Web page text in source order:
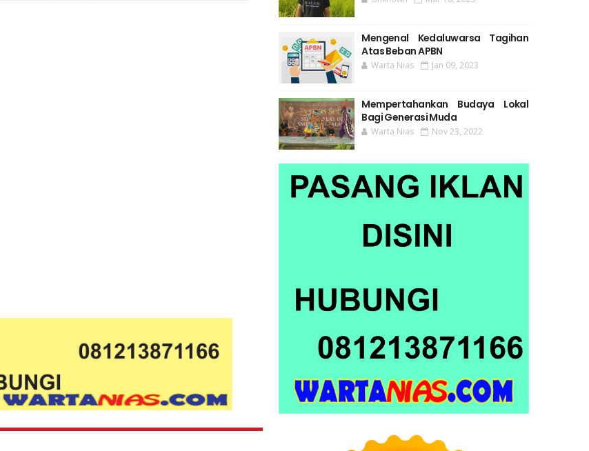
Mengenal Kedaluwarsa Tagihan
Atas Beban APBN
Warta Nias Jan 09, 2023
Mempertahankan Budaya Lokal
Bagi Generasi Muda
Warta Nias Nov 23, 2022